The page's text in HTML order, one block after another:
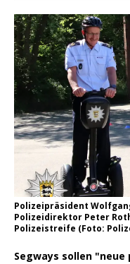
Polizeipräsident
Polizeidirektor Peter
Polizeistreife (Foto:
Segways sollen